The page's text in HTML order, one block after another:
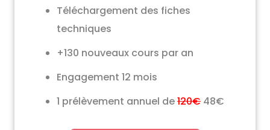
Téléchargement des fiches
techniques
+130 nouveaux cours par an
Engagement 12 mois
1 prélèvement annuel de120€ 48€